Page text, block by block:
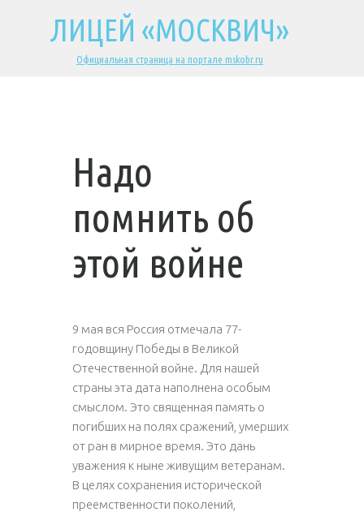
ЛИЦЕЙ «МОСКВИЧ»
Официальная страница на портале mskobr.ru
Надо
помнить об
этой войне
9 мая вся Россия отмечала 77-
годовщину Победы в Великой
Отечественной войне. Для нашей
страны эта дата наполнена особым
смыслом. Это священная память о
погибших на полях сражений, умерших
от ран в мирное время. Это дань
уважения к ныне живущим ветеранам.
В целях сохранения исторической
преемственности поколений,